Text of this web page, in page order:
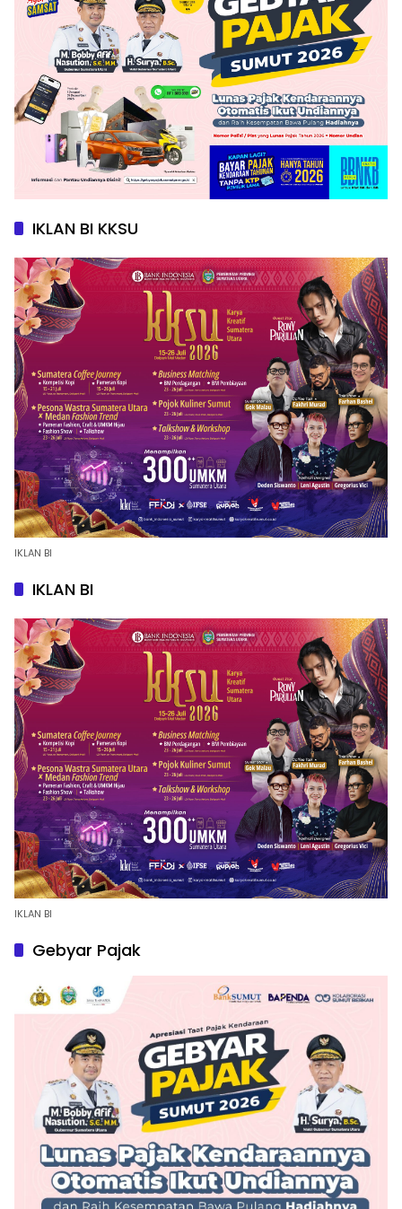
IKLAN BI KKSU
IKLAN BI
IKLAN BI
IKLAN BI
Gebyar Pajak